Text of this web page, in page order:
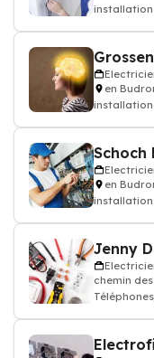
installation
en
installation
Schoch
en
installation
Jenny
chemin des